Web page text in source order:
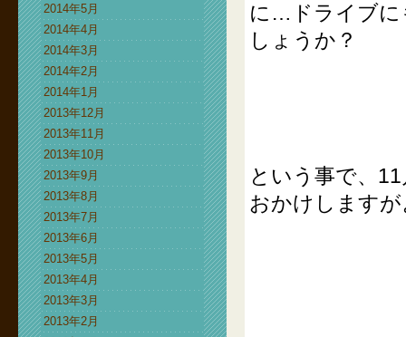
2014年5月
2014年4月
2014年3月
2014年2月
2014年1月
2013年12月
2013年11月
2013年10月
2013年9月
2013年8月
2013年7月
2013年6月
2013年5月
2013年4月
2013年3月
2013年2月
に…ドライブに
しょうか？
という事で、
おかけします